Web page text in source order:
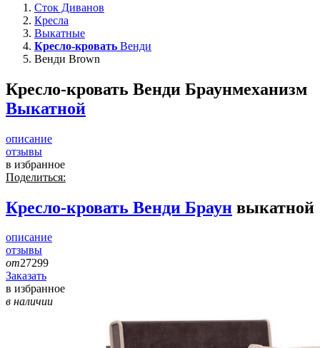
Сток Диванов
Кресла
Выкатные
Кресло-кровать Венди
Венди Brown
Кресло-кровать Венди Браунмеханизм
Выкатной
описание
отзывы
в избранное
Поделиться:
Кресло-кровать Венди Браун выкатной
описание
отзывы
от27299
Заказать
в избранное
в наличии